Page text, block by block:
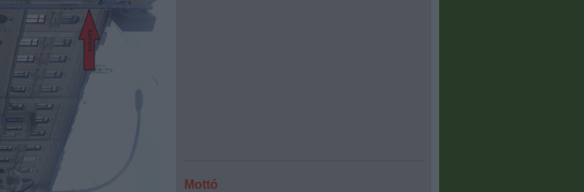
Mottó